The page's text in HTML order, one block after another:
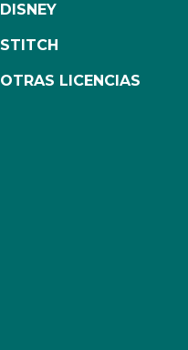
DISNEY
STITCH
OTRAS LICENCIAS